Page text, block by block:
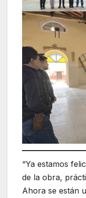
“Ya estamos
de la obra,
Ahora se están